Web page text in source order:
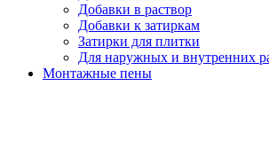
Добавки в раствор
Добавки к затиркам
Затирки для плитки
Для наружных и внутренних
Монтажные пены